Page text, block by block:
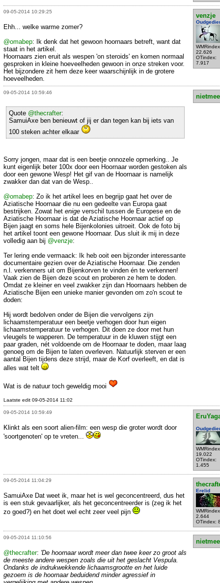
09-05-2014 10:29:25
venzje
22.626
OTindex:
7.917
Ehh... welke warme zomer?
@omabep: Ik denk dat het gewoon hoornaars betreft, want dat
staat in het artikel.
Hoornaars zien eruit als wespen 'on steroids' en komen normaal
gesproken in kleine hoeveelheden gewoon in onze streken voor.
Het bijzondere zit hem deze keer waarschijnlijk in de grotere
hoeveelheden.
09-05-2014 10:59:46
Quote @thecrafter:
SamuiAxe ben benieuwt of jij er dan tegen kan bij iets van
100 steken achter elkaar
Sorry jongen, maar dat is een beetje onnozele opmerking.. Je
kunt eigenlijk beter 100x door een Hoornaar worden gestoken als
door een gewone Wesp! Het gif van de Hoornaar is namelijk
zwakker dan dat van de Wesp..
@omabep: Zo ik het artikel lees en begrijp gaat het over de
Aziatische Hoornaar die nu een gedeelte van Europa gaat
bestrijken. Zowat het enige verschil tussen de Europese en de
Aziatische Hoornaar is dat de Aziatische Hoornaar actief op
Bijen jaagt en soms hele Bijenkolonies uitroeit. Ook de foto bij
het artikel toont een gewone Hoornaar. Dus sluit ik mij in deze
volledig aan bij @venzje:
Ter lering ende vermaack: Ik heb ooit een bijzonder interessante
documentaire gezien over de Aziatische Hoornaar. Die zenden
n.l. verkenners uit om Bijenkorven te vinden én te verkennen!
Vaak zien de Bijen deze scout en proberen ze hem te doden.
Omdat ze kleiner en veel zwakker zijn dan Hoornaars hebben de
Aziatische Bijen een unieke manier gevonden om zo'n scout te
doden:
Hij wordt bedolven onder de Bijen die vervolgens zijn
lichaamstemperatuur een beetje verhogen door hun eigen
lichaamstemperatuur te verhogen. Dit doen ze door met hun
vleugels te wapperen. De temperatuur in de kluwen stijgt een
paar graden, nét voldoende om de Hoornaar te doden, maar laag
genoeg om de Bijen te laten overleven. Natuurlijk sterven er een
aantal Bijen tijdens deze strijd, maar de Korf overleeft, en dat is
alles wat telt
Wat is de natuur toch geweldig mooi
Laatste edit 09-05-2014 11:02
09-05-2014 10:59:49
19.022
OTindex:
1.455
Klinkt als een soort alien-film: een wesp die groter wordt door
'soortgenoten' op te vreten...
09-05-2014 11:04:29
Erelid
2.644
OTindex:
SamuiAxe Dat weet ik, maar het is wel geconcentreerd, dus het
is een stuk gevaarlijker, als het geconcentreerder is (zeg ik het
zo goed?) en het doet wel echt zeer veel pijn
09-05-2014 11:10:56
@thecrafter: 'De hoornaar wordt meer dan twee keer zo groot als
de meeste andere wespen zoals die uit het geslacht Vespula.
Ondanks de indrukwekkende lichaamsgrootte en het luide
gezoem is de hoornaar beduidend minder agressief in